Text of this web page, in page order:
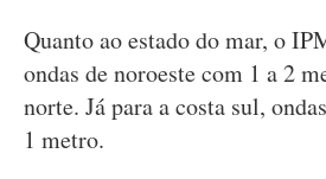
Quanto ao estado do mar, o
ondas de noroeste com 1 a 2
norte. Já para a costa sul,
1 metro.